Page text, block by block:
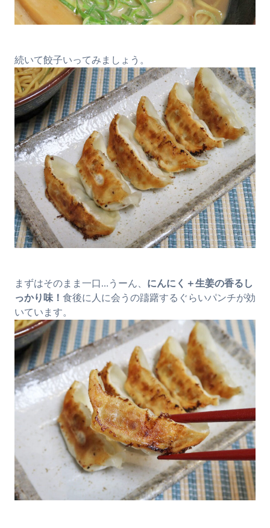
続いて餃子いってみましょう。
まずはそのまま一口…うーん、 にんにく＋生姜の香るし
っかり味！ 食後に人に会うの躊躇するぐらいパンチが効
いています。